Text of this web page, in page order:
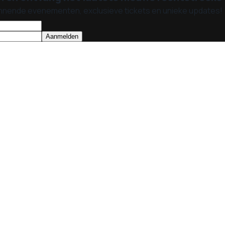
evenementen, exclusieve tickets en unieke updates!